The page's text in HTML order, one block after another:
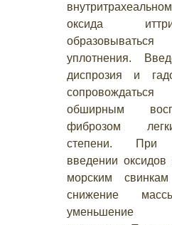
оксида
уплотнения.
диспрозия и
сопровождаться
обширным
фиброзом
степени. При
введении оксидов
морским
снижение
уменьшение